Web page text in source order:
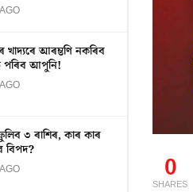
আৰম্ভণি নকৰিব
পৰিব আপুনি!
৩ ৰাশিৰ, কাৰ কাৰ
বিপদ?
0
SHARES